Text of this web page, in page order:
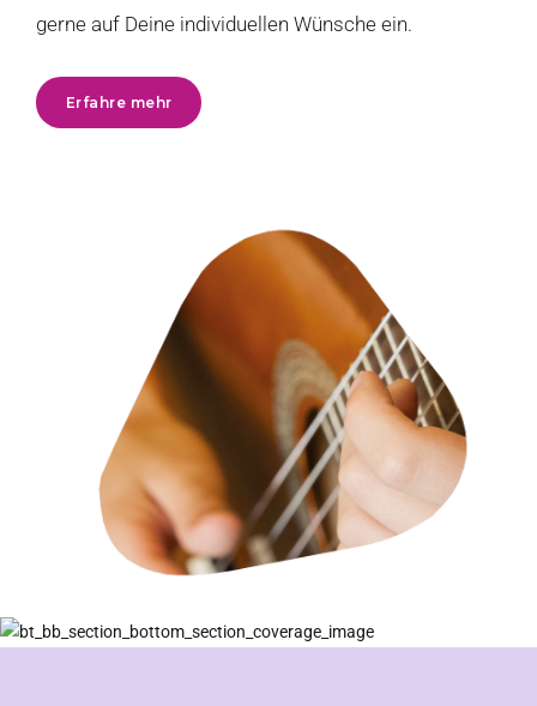
gerne auf Deine individuellen Wünsche ein.
Erfahre mehr